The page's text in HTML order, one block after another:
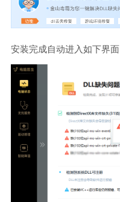
安装完成自动进入如下界面